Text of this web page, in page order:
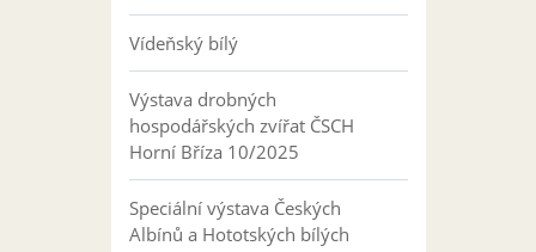
Vídeňský bílý
Výstava drobných
hospodářských zvířat ČSCH
Horní Bříza 10/2025
Speciální výstava Českých
Albínů a Hototských bílých